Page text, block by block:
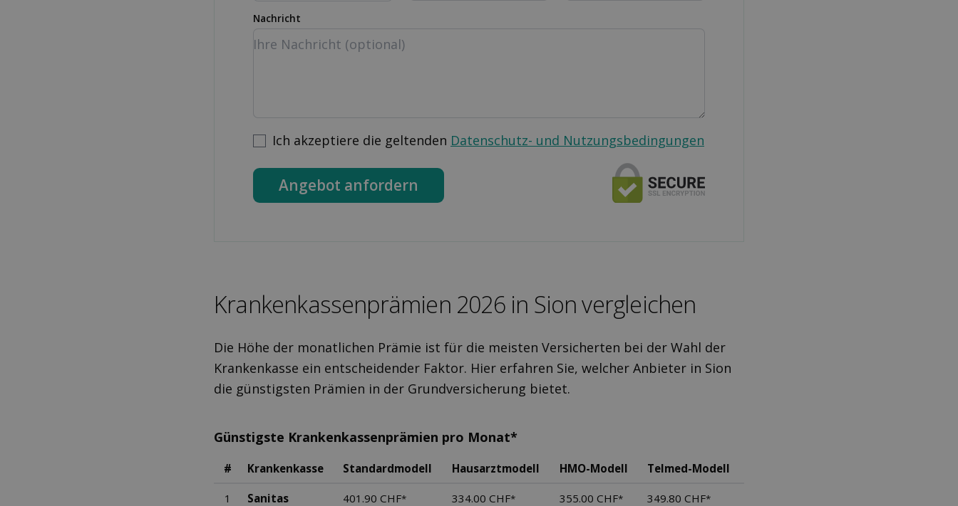
Nachricht
Ich akzeptiere die geltenden Datenschutz- und Nutzungsbedingungen
Angebot anfordern
Kranken­kassen­prämien 2026 in Sion ver­gleichen
Die Höhe der monatlichen Prämie ist für die meisten Versicherten bei der Wahl der
Krankenkasse ein entscheidender Faktor. Hier erfahren Sie, welcher Anbieter in Sion
die günstigsten Prämien in der Grundversicherung bietet.
Günstigste Krankenkassenprämien pro Monat*
# Krankenkasse Standardmodell Hausarztmodell HMO-Modell Telmed-Modell
1 Sanitas 401.90 CHF* 334.00 CHF* 355.00 CHF* 349.80 CHF*